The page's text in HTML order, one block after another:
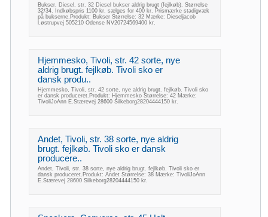
Bukser, Diesel, str. 32 Diesel bukser aldrig brugt (fejlkøb). Størrelse
32/34. Indkøbspris 1100 kr. sælges for 400 kr. Prismærke stadigvæk
på bukserne.Produkt: Bukser Størrelse: 32 Mærke: Dieseljacob
l.østrupvej 505210 Odense NV20724569400 kr.
Hjemmesko, Tivoli, str. 42 sorte, nye
aldrig brugt. fejlkøb. Tivoli sko er
dansk produ..
Hjemmesko, Tivoli, str. 42 sorte, nye aldrig brugt. fejlkøb. Tivoli sko
er dansk produceret.Produkt: Hjemmesko Størrelse: 42 Mærke:
TivoliJoAnn E.Stærevej 28600 Silkeborg28204444150 kr.
Andet, Tivoli, str. 38 sorte, nye aldrig
brugt. fejlkøb. Tivoli sko er dansk
producere..
Andet, Tivoli, str. 38 sorte, nye aldrig brugt. fejlkøb. Tivoli sko er
dansk produceret.Produkt: Andet Størrelse: 38 Mærke: TivoliJoAnn
E.Stærevej 28600 Silkeborg28204444150 kr.